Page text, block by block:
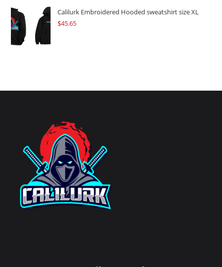
Calilurk Embroidered Hooded sweatshirt size XL
$45.65